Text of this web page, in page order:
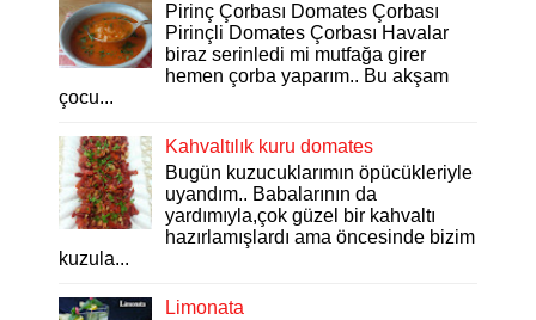
Pirinç Çorbası Domates Çorbası
Pirinçli Domates Çorbası Havalar
biraz serinledi mi mutfağa girer
hemen çorba yaparım.. Bu akşam
çocu...
Kahvaltılık kuru domates
Bugün kuzucuklarımın öpücükleriyle
uyandım.. Babalarının da
yardımıyla,çok güzel bir kahvaltı
hazırlamışlardı ama öncesinde bizim
kuzula...
Limonata